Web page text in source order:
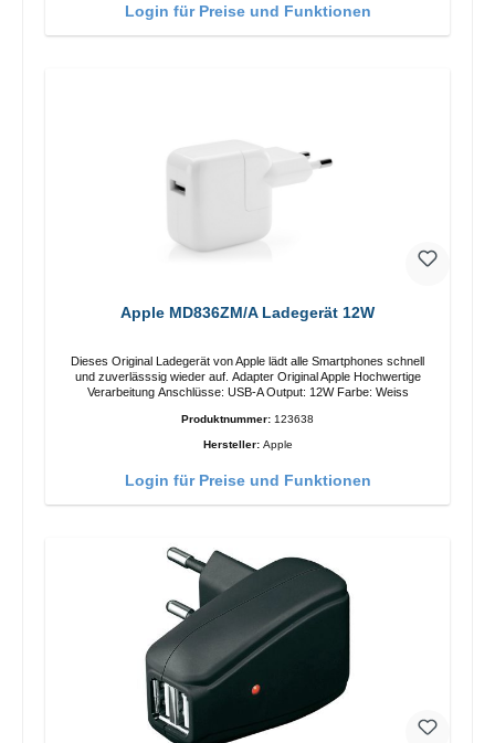
Login für Preise und Funktionen
Apple MD836ZM/A Ladegerät 12W
Dieses Original Ladegerät von Apple lädt alle Smartphones schnell
und zuverlässsig wieder auf. Adapter Original Apple Hochwertige
Verarbeitung Anschlüsse: USB-A Output: 12W Farbe: Weiss
Produktnummer: 123638
Hersteller: Apple
Login für Preise und Funktionen